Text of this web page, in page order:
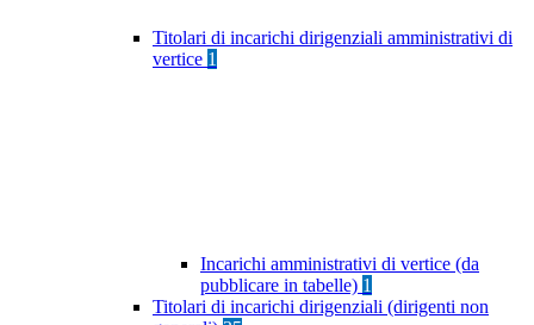
Titolari di incarichi dirigenziali amministrativi di
vertice 1
Incarichi amministrativi di vertice (da
pubblicare in tabelle) 1
Titolari di incarichi dirigenziali (dirigenti non